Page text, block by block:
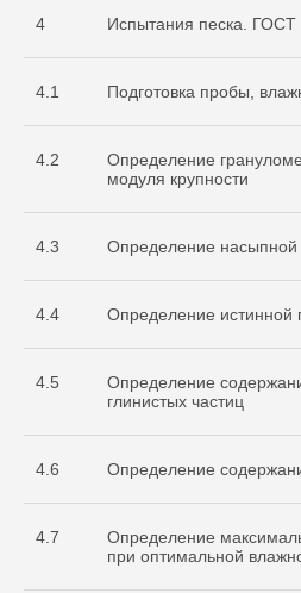
4 Испытания песка. ГОСТ
4.1 Подготовка пробы,
4.2
Определение
модуля крупности
4.3 Определение насыпной
4.4 Определение истинной
4.5
Определение
глинистых частиц
4.6 Определение
4.7
Определение
при оптимальной